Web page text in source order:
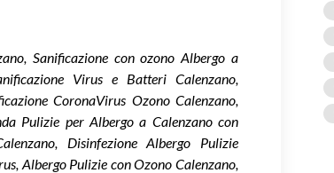
Sanificazione con ozono Albergo a
Virus e Batteri Calenzano,
CoronaVirus Ozono Calenzano,
Pulizie per Albergo a Calenzano con
Disinfezione Albergo Pulizie
Albergo Pulizie con Ozono Calenzano,